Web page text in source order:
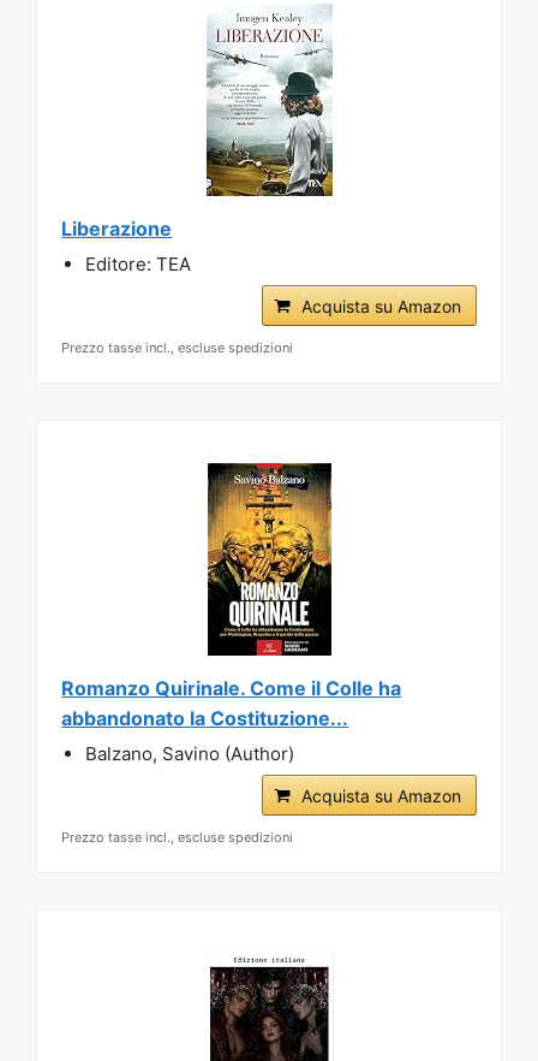
Liberazione
Editore: TEA
Acquista su Amazon
Prezzo tasse incl., escluse spedizioni
Romanzo Quirinale. Come il Colle ha
abbandonato la Costituzione...
Balzano, Savino (Author)
Acquista su Amazon
Prezzo tasse incl., escluse spedizioni